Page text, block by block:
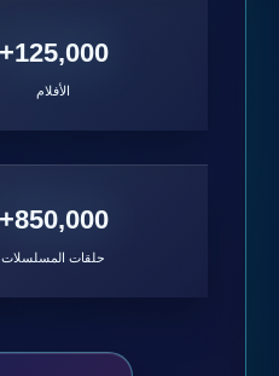
125,000+
الأفلام
850,000+
حلقات المسلسلات